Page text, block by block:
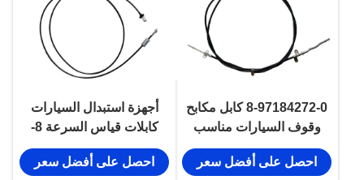
8-97184272-0 كابل مكابح
وقوف السيارات مناسب
ISUZU 600P 100P سلسلة
محرك الأجزاء
احصل على أفضل سعر
أجهزة استبدال السيارات
كابلات قياس السرعة 8-
94176220-0 ISUZU NHR
NKR
احصل على أفضل سعر